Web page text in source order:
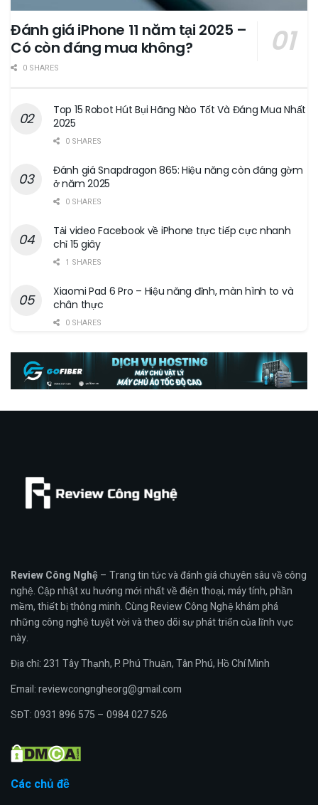
Đánh giá iPhone 11 năm tại 2025 –
Có còn đáng mua không?
0 SHARES
Top 15 Robot Hút Bụi Hãng Nào Tốt Và Đáng Mua Nhất
2025
0 SHARES
Đánh giá Snapdragon 865: Hiệu năng còn đáng gờm
ở năm 2025
0 SHARES
Tải video Facebook về iPhone trực tiếp cực nhanh
chỉ 15 giây
1 SHARES
Xiaomi Pad 6 Pro – Hiệu năng đỉnh, màn hình to và
chân thực
0 SHARES
Review Công Nghệ– Trang tin tức và đánh giá chuyên sâu về công
nghệ. Cập nhật xu hướng mới nhất về điện thoại, máy tính, phần
mềm, thiết bị thông minh. Cùng Review Công Nghệ khám phá
những công nghệ tuyệt vời và theo dõi sự phát triển của lĩnh vực
này.
Địa chỉ: 231 Tây Thạnh, P. Phú Thuận, Tân Phú, Hồ Chí Minh
Email: reviewcongngheorg@gmail.com
SĐT: 0931 896 575 – 0984 027 526
Các chủ đề